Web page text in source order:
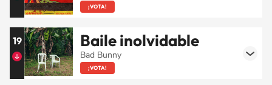
¡VOTA!
19 Baile inolvidable
Bad Bunny
¡VOTA!